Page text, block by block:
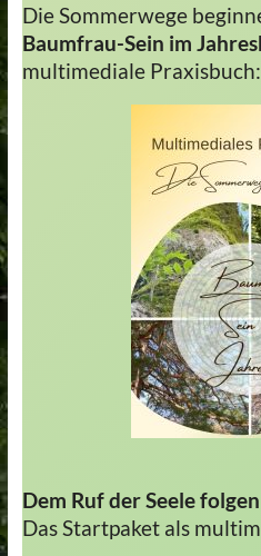
Apps
Die Sommerwege
Baumfrau-Sein im
multimediale Praxisbuch:
Dem Ruf der Seele folgen
Das Startpaket als